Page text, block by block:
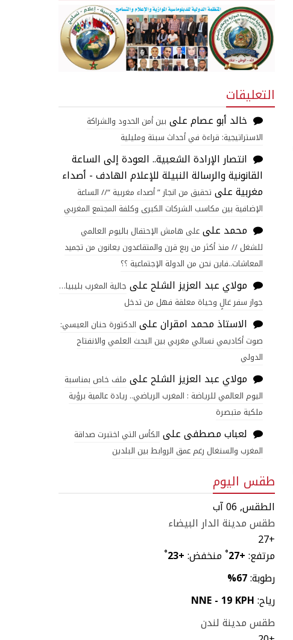
التعليقات
خالد أبو عصامعلى بين أمن الحدود والشراكة
الاستراتيجية: قراءة في أحداث سبتة ومليلية
انتصار الإرادة الشعبية.. العودة إلى الساعة
القانونية والرسالة النبيلة للإعلام الهادف - أصداء
مغربيةعلى تحقيق من انجاز ” أصداء مغربية “// الساعة
الإضافية بين مكاسب الشركات الكبرى وكلفة المجتمع المغربي
محمد على على هامش الإحتفال باليوم العالمي
للشغل // منذ أكثر من ربع قرن والمتقاعدون يعانون من تجميد
المعاشات..فاين نحن من الدولة الإجتماعية ؟؟
مولاي عبد العزيز الشلحعلى جالية المغرب بليبيا…
جواز سفر غالٍ وحياة معلقة فهل من تدخل
الاستاذ محمد امقرانعلى الدكتورة حنان العيسي:
صوت أكاديمي نسائي مغربي بين البحث العلمي والانفتاح
الدولي
مولاي عبد العزيز الشلحعلى ملف خاص بمناسبة
اليوم العالمي للرياضة : المغرب الرياضي.. ريادة عالمية برؤية
ملكية متبصرة
لعباب مصطفىعلى الكأس التي اختبرت صداقة
المغرب والسنغال رغم عمق الروابط بين البلدين
طقس اليوم
الطقس, 06 آب
طقس مدينة الدار البيضاء
+
27
مرتفع:+
27
° منخفض:+
23
°
رطوبة:67%
رياح:NNE - 19 KPH
طقس مدينة لندن